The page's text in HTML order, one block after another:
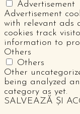
Advertisement
Advertisement
with relevant ads
cookies track
information to
Others
Others
Other
being analyzed
category as yet.
SALVEAZĂ ȘI